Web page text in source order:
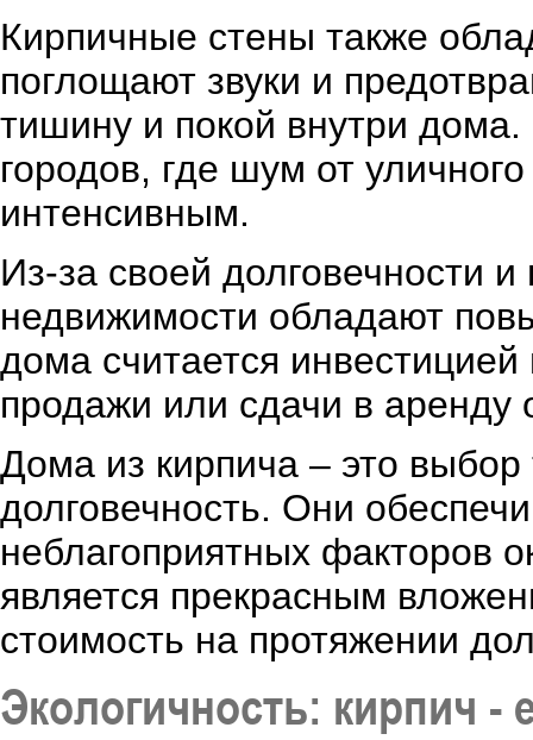
Кирпичные стены также
поглощают звуки и
тишину и покой внутри
городов, где шум от
интенсивным.
Из-за своей долговечности
недвижимости обладают
дома считается
продажи или сдачи в аренду
Дома из кирпича – это выбор
долговечность. Они
неблагоприятных факторов
является прекрасным
стоимость на протяжении
Экологичность: кирпич